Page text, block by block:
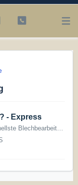
- Express
Die eMDe behauptet, dass sie die schnellste Blechbearbeitung-Firma seien. Das ist nur möglich, weil wir versuchen, jeden Tag, das angefallene Geschäft sofor...